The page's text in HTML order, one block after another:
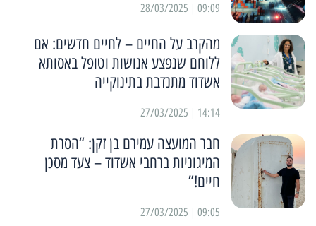
09:09 | 28/03/2025
מהקרב על החיים – לחיים חדשים: אם
ללוחם שנפצע אנושות וטופל באסותא
אשדוד מתנדבת בתינוקייה
14:14 | 27/03/2025
חבר המועצה עמירם בן זקן: “הסרת
המיגוניות ברחבי אשדוד – צעד מסכן
חיים!”
09:05 | 27/03/2025